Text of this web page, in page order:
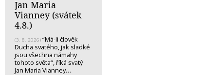
Jan Maria
Vianney (svátek
4.8.)
(3. 8. 2026) “Má-li člověk
Ducha svatého, jak sladké
jsou všechna námahy
tohoto světa“, říká svatý
Jan Maria Vianney…